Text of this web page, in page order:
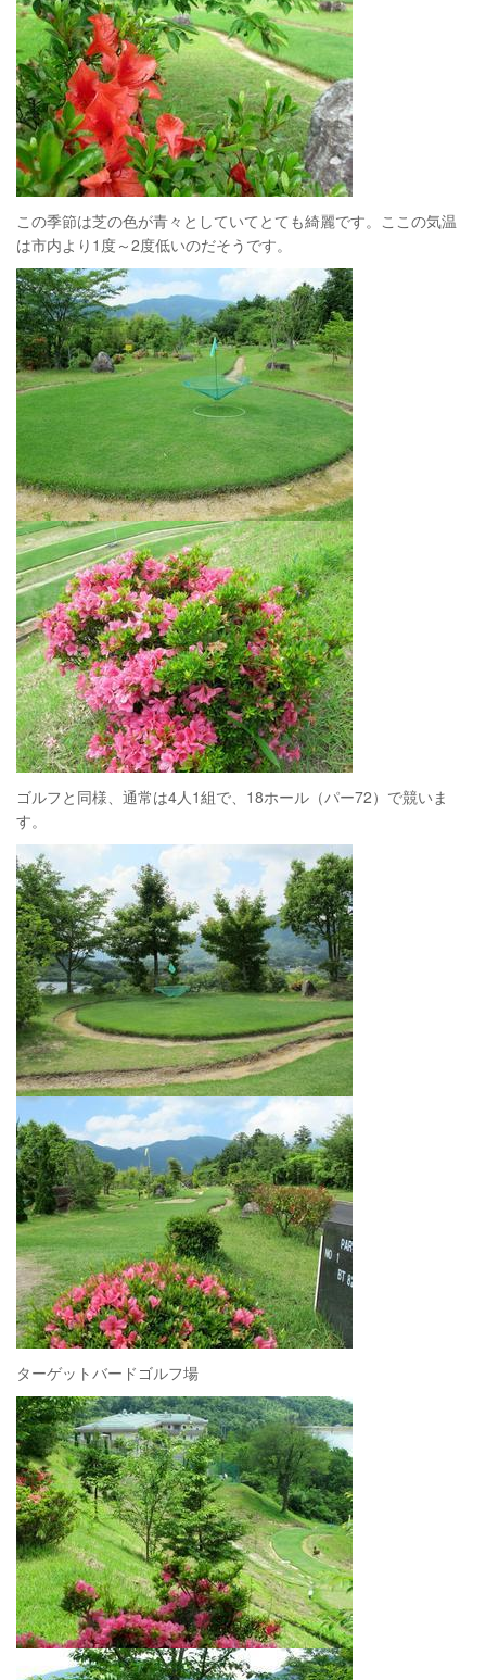
この季節は芝の色が青々としていてとても綺麗です。ここの気温
は市内より1度～2度低いのだそうです。
ゴルフと同様、通常は4人1組で、18ホール（パー72）で競いま
す。
ターゲットバードゴルフ場